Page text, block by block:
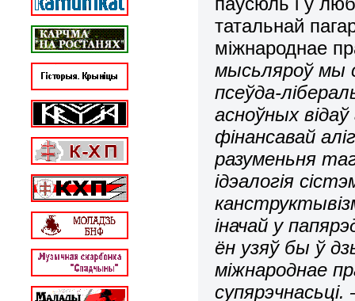
татальнай
міжнароднае
мысьляроў мы
псеўда-
асноўных
фінансавай
разуменьня
ідэалогія
іначай у
ён узяў бы ў
міжнароднае